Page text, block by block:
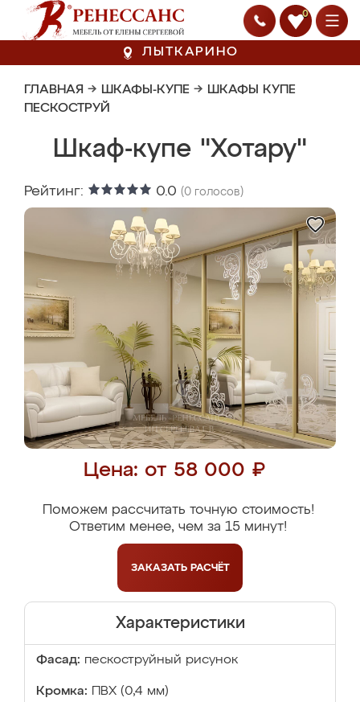
0
ЛЫТКАРИНО
ГЛАВНАЯ → ШКАФЫ-КУПЕ → ШКАФЫ КУПЕ
ПЕСКОСТРУЙ
Шкаф-купе "Хотару"
Рейтинг: 0.0 (0 голосов)
Цена: от 58 000 ₽
Поможем рассчитать точную стоимость!
Ответим менее, чем за 15 минут!
ЗАКАЗАТЬ РАСЧЁТ
Характеристики
Фасад: пескоструйный рисунок
Кромка: ПВХ (0,4 мм)